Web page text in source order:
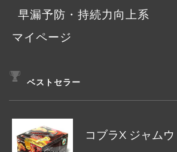
早漏予防・持続力向上系
マイページ
ベストセラー
コブラX ジャム